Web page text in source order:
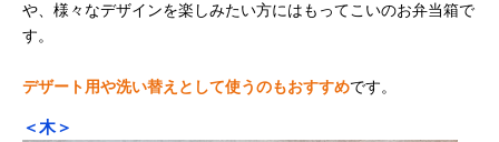
や、様々なデザインを楽しみたい方にはもってこいのお弁当箱で
す。
デザート用や洗い替えとして使うのもおすすめです。
＜木＞